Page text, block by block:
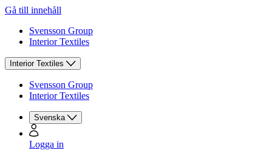
Gå till innehåll
Svensson Group
Interior Textiles
Interior Textiles
Svensson Group
Interior Textiles
Svenska
Logga in